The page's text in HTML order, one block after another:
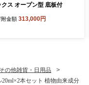
クス オープン型 底板付
附金額 313,000円
その他雑貨・日用品
本セット 植物由来成分